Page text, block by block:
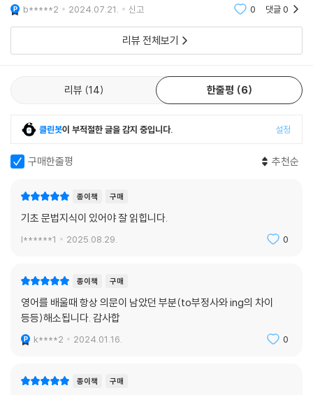
시로 고등학교 졸업자격을 땄고, 남들 졸업할 나이인 26세에 한양대학교
영문과에 입학했다. 4년간 등록금 면제라는 혜택 때문에 선택한 전공이었
다. 시험 성적을 잘 받기 위해 단어와 문법을 암기하는 영어공부만 했기 때
문에 처음에는 모든 것이 생소했다. 단어는 다 아는데 영문 칼럼 한 줄 읽기
도 힘든 정도였다. 그때 아는 선배의 도움으로 영어공부에 눈을 떴다. 영어
는 단어나 숙어가 아니라 구조, 즉 생김새로 읽어야 한다는 가르침을 새기
니 영어에 재미가 붙었고, 대학원에 진학해 박사 과정까지 수료했다. 이후
성적이 우수한 학생들도 간단한 영어 예문 하나 번역하기 버거워하는 현실
있었다는 얘기였다. 그때부터 ‘영어, 어떻게 공부해야 하나?’는 저자의 숙
제로 자리잡았다.
중학교 영어 교사인 엄마와 영어 전문번역가인 아빠를 두었지만, 딸의 영
도 불안하지 않았다. 저자의 경험상 공부는 하고 싶을 때 하는 게 맞는다고
고 ‘마침내’ 영어를 가르쳐달라는 부탁을 해왔다. ‘때’가 찾아온 것이다. 영
게 적용해 성공해보리라’ 하는 오랜 숙제를 풀기 위해 딸의 청을 흔쾌히 수
강의를 하며 느낀 문제의식을 딸에게 영어를 가르치면서 체계화했다.
b*****2 2024.07.21. 신고 0 댓글0
리뷰 전체보기
리뷰 14 한줄평 6
클린봇이 부적절한 글을 감지 중입니다. 설정
구매한줄평 추천순
종이책 구매
기초 문법지식이 있어야 잘 읽힙니다.
l******1 2025.08.29. 0
종이책 구매
영어를 배울때 항상 의문이 남았던 부분(to부정사와 ing의 차이
등등)해소됩니다. 감사합
k****2 2024.01.16. 0
종이책 구매